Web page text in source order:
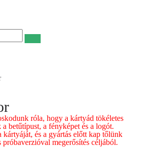
róla, hogy a kártyád tökéletes
betűtípust, a fényképet és a logót.
és a gyártás előtt kap tőlünk
próbaverzióval megerősítés céljából.